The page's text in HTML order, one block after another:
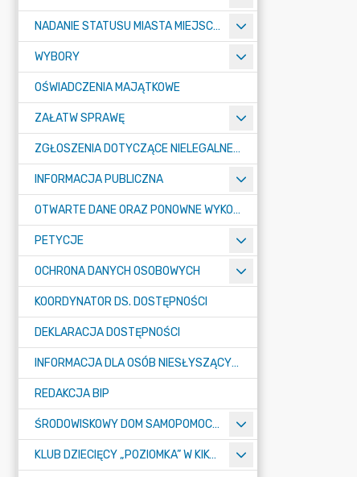
NADANIE STATUSU MIASTA MIEJSCOWOŚCI KIKÓŁ
WYBORY
OŚWIADCZENIA MAJĄTKOWE
ZAŁATW SPRAWĘ
ZGŁOSZENIA DOTYCZĄCE NIELEGALNEGO SPALANIA ODPADÓW
INFORMACJA PUBLICZNA
OTWARTE DANE ORAZ PONOWNE WYKORZYSTANIE INFORMACJI SEKTORA PUBLICZNEGO
PETYCJE
OCHRONA DANYCH OSOBOWYCH
KOORDYNATOR DS. DOSTĘPNOŚCI
DEKLARACJA DOSTĘPNOŚCI
INFORMACJA DLA OSÓB NIESŁYSZĄCYCH
REDAKCJA BIP
ŚRODOWISKOWY DOM SAMOPOMOCY "KONICZYNKA" W SUMINIE
KLUB DZIECIĘCY „POZIOMKA” W KIKOLE